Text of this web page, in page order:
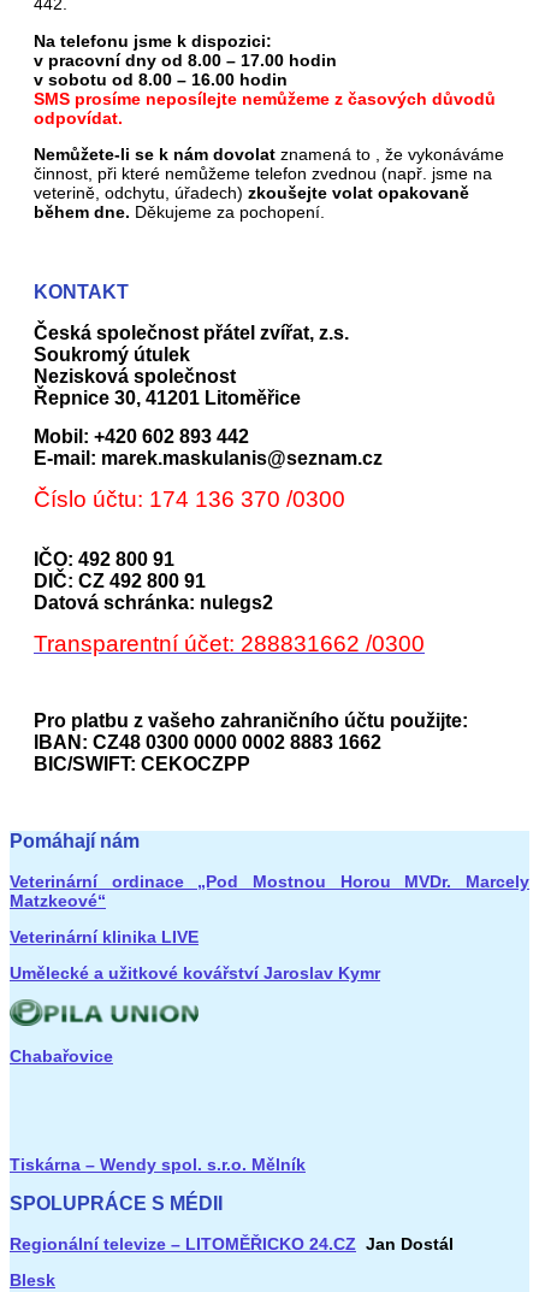
442.
Na telefonu jsme k dispozici:
v pracovní dny od 8.00 – 17.00 hodin
v sobotu od 8.00 – 16.00 hodin
SMS prosíme neposílejte nemůžeme z časových důvodů
odpovídat.
Nemůžete-li se k nám dovolat znamená to , že vykonáváme
činnost, při které nemůžeme telefon zvednou (např. jsme na
veterině, odchytu, úřadech) zkoušejte volat opakovaně
během dne. Děkujeme za pochopení.
KONTAKT
Česká společnost přátel zvířat, z.s.
Soukromý útulek
Nezisková společnost
Řepnice 30, 41201 Litoměřice
Mobil: +420 602 893 442
E-mail: marek.maskulanis@seznam.cz
Číslo účtu: 174 136 370 /0300
IČO: 492 800 91
DIČ: CZ 492 800 91
Datová schránka: nulegs2
Transparentní účet: 288831662 /0300
Pro platbu z vašeho zahraničního účtu použijte:
IBAN: CZ48 0300 0000 0002 8883 1662
BIC/SWIFT: CEKOCZPP
Pomáhají nám
Veterinární ordinace „Pod Mostnou Horou MVDr. Marcely
Matzkeové“
Veterinární klinika LIVE
Umělecké a užitkové kovářství Jaroslav Kymr
Chabařovice
Tiskárna – Wendy spol. s.r.o. Mělník
SPOLUPRÁCE S MÉDII
Regionální televize – LITOMĚŘICKO 24.CZ Jan Dostál
Blesk